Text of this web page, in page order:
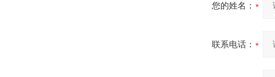
您的姓名：
联系电话：